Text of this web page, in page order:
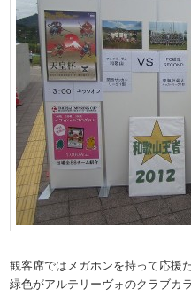
観客席ではメガホンを持って応援
緑色がアルテリーヴォのクラブカ